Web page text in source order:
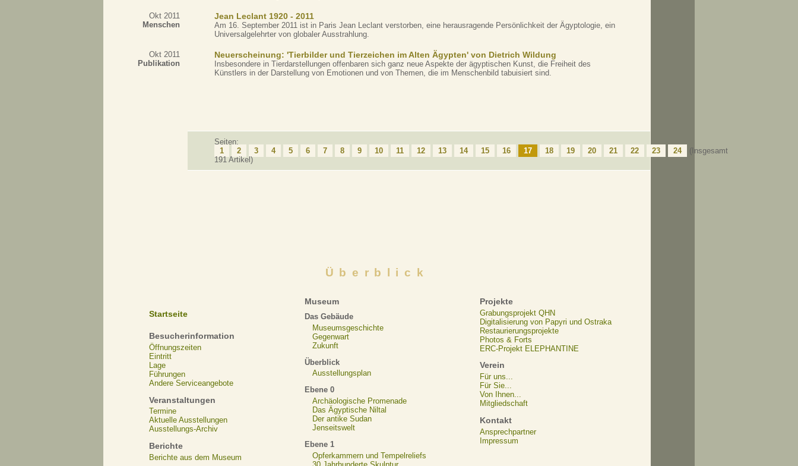
Okt 2011
Menschen
Jean Leclant 1920 - 2011
Am 16. September 2011 ist in Paris Jean Leclant verstorben, eine herausragende Persönlichkeit der Ägyptologie, ein
Universalgelehrter von globaler Ausstrahlung.
Okt 2011
Publikation
Neuerscheinung: 'Tierbilder und Tierzeichen im Alten Ägypten' von Dietrich Wildung
Insbesondere in Tierdarstellungen offenbaren sich ganz neue Aspekte der ägyptischen Kunst, die Freiheit des
Künstlers in der Darstellung von Emotionen und von Themen, die im Menschenbild tabuisiert sind.
Seiten:
1
2 3 4 5 6 7 8 9 10 11 12 13 14 15 16 17 18 19 20 21 22 23 24
(Insgesamt
191 Artikel)
Überblick
Startseite
Besucherinformation
Öffnungszeiten
Eintritt
Lage
Führungen
Andere Serviceangebote
Veranstaltungen
Termine
Aktuelle Ausstellungen
Ausstellungs-Archiv
Berichte
Berichte aus dem Museum
Museum
Das Gebäude
Museumsgeschichte
Gegenwart
Zukunft
Überblick
Ausstellungsplan
Ebene 0
Archäologische Promenade
Das Ägyptische Niltal
Der antike Sudan
Jenseitswelt
Ebene 1
Opferkammern und Tempelreliefs
Projekte
Grabungsprojekt QHN
Digitalisierung von Papyri und Ostraka
Restaurierungsprojekte
Photos & Forts
ERC-Projekt ELEPHANTINE
Verein
Für uns...
Für Sie...
Von Ihnen...
Mitgliedschaft
Kontakt
Ansprechpartner
Impressum